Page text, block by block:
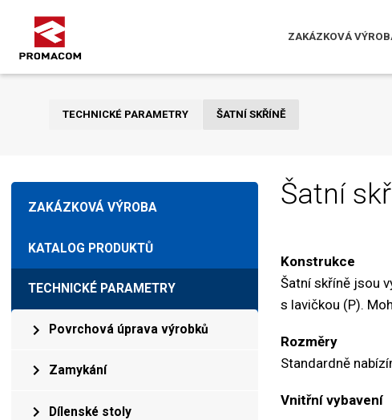
ZAKÁZKOVÁ
TECHNICKÉ PARAMETRY ŠATNÍ SKŘÍNĚ
Šatní
Konstrukce
Šatní skříně jsou
s lavičkou (P).
Rozměry
Standardně
Vnitřní vybavení
ZAKÁZKOVÁ VÝROBA
KATALOG PRODUKTŮ
TECHNICKÉ PARAMETRY
Povrchová úprava výrobků
Zamykání
Dílenské stoly